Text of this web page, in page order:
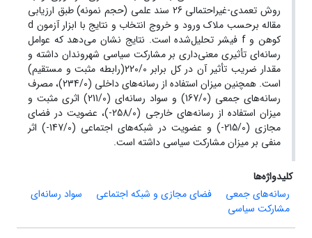
روش تعمدی-غیراحتمالی 26 سند علمی (حجم نمونه) طبق ارزیابی
مقاله برحسب ملاک ورود و خروج انتخاب و نتایج با ابزار آزمون d
کوهن و f فیشر تحلیل‌شده است. نتایج نشان می‌دهد که عوامل
رسانه‌ای تأثیری معنی‌داری بر مشارکت سیاسی شهروندان داشته و
مقدار ضریب تأثیر آن در کل برابر 220/0(رابطه مثبت و مستقیم)
است. همچنین میزان استفاده از رسانه‌های داخلی (234/0)، مصرف
رسانه‌های جمعی (167/0) و سواد رسانه‌ای (211/0) اثری مثبت و
میزان استفاده از رسانه‌های خارجی (258/0-)، عضویت در فضای
مجازی (215/0-) و عضویت در شبکه‌های اجتماعی (147/0-) اثر
منفی بر میزان مشارکت سیاسی داشته است.
کلیدواژه‌ها
رسانه‌های جمعی
فضای مجازی و شبکه اجتماعی
سواد رسانه‌ای
مشارکت سیاسی